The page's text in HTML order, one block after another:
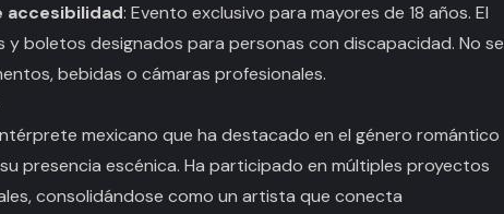
accesibilidad: Evento exclusivo para mayores de 18 años. El
boletos designados para personas con discapacidad. No se
bebidas o cámaras profesionales.
mexicano que ha destacado en el género romántico
presencia escénica. Ha participado en múltiples proyectos
consolidándose como un artista que conecta